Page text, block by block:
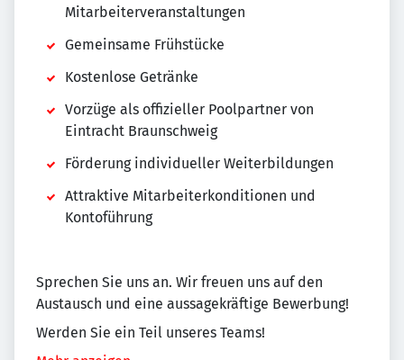
Mitarbeiterveranstaltungen
Gemeinsame Frühstücke
Kostenlose Getränke
Vorzüge als offizieller Poolpartner von
Eintracht Braunschweig
Förderung individueller Weiterbildungen
Attraktive Mitarbeiterkonditionen und
Kontoführung
Sprechen Sie uns an. Wir freuen uns auf den
Austausch und eine aussagekräftige Bewerbung!
Werden Sie ein Teil unseres Teams!